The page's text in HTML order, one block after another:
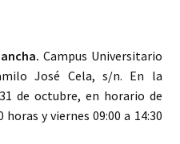
Campus Universitario
José Cela, s/n. En la
de octubre, en horario de
horas y viernes 09:00 a 14:30